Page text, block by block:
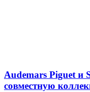
Audemars Piguet и
совместную